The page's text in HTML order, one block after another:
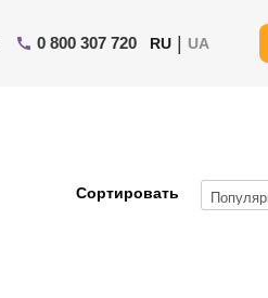
0 800 307 720 RU | UA
Сортировать